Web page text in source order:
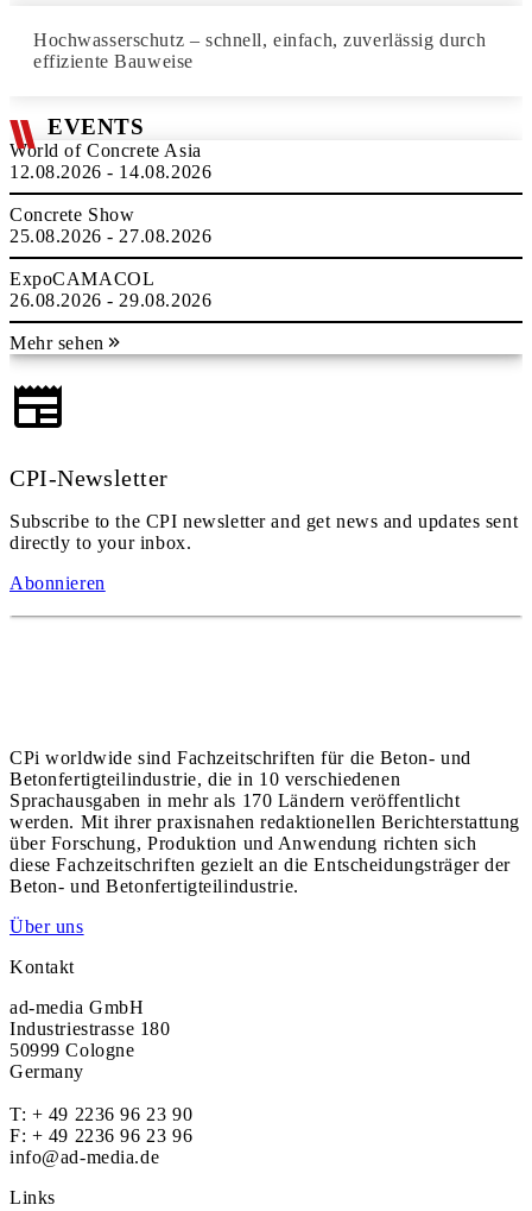
Hochwasserschutz – schnell, einfach, zuverlässig durch
effiziente Bauweise
EVENTS
World of Concrete Asia
12.08.2026 - 14.08.2026
Concrete Show
25.08.2026 - 27.08.2026
ExpoCAMACOL
26.08.2026 - 29.08.2026
Mehr sehen
CPI-Newsletter
Subscribe to the CPI newsletter and get news and updates sent
directly to your inbox.
Abonnieren
CPi worldwide sind Fachzeitschriften für die Beton- und
Betonfertigteilindustrie, die in 10 verschiedenen
Sprachausgaben in mehr als 170 Ländern veröffentlicht
werden. Mit ihrer praxisnahen redaktionellen Berichterstattung
über Forschung, Produktion und Anwendung richten sich
diese Fachzeitschriften gezielt an die Entscheidungsträger der
Beton- und Betonfertigteilindustrie.
Über uns
Kontakt
ad-media GmbH
Industriestrasse 180
50999 Cologne
Germany
T: + 49 2236 96 23 90
F: + 49 2236 96 23 96
info@ad-media.de
Links